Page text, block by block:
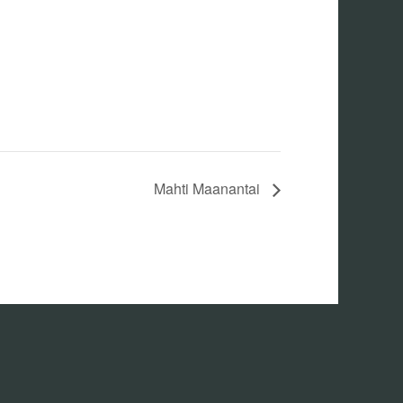
Mahti Maanantai